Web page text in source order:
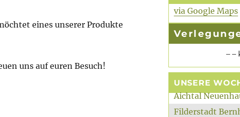
eines unserer Produkte
uns auf euren Besuch!
via Google Maps
– –
UNSERE
Aichtal
Filderstadt